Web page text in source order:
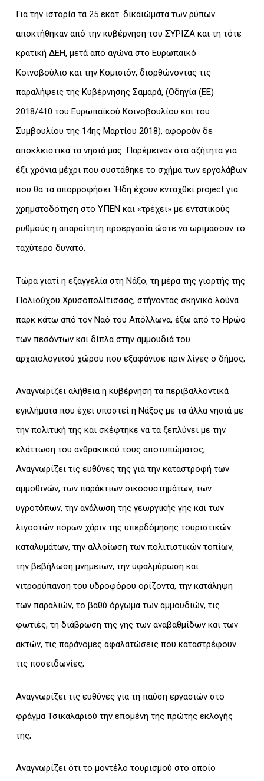
Για την ιστορία τα 25 εκατ. δικαιώματα των ρύπων
αποκτήθηκαν από την κυβέρνηση του ΣΥΡΙΖΑ και τη τότε
κρατική ΔΕΗ, μετά από αγώνα στο Ευρωπαϊκό
Κοινοβούλιο και την Κομισιόν, διορθώνοντας τις
παραλήψεις της Κυβέρνησης Σαμαρά, (Οδηγία (ΕΕ)
2018/410 του Ευρωπαϊκού Κοινοβουλίου και του
Συμβουλίου της 14ης Μαρτίου 2018), αφορούν δε
αποκλειστικά τα νησιά μας. Παρέμειναν στα αζήτητα για
έξι χρόνια μέχρι που συστάθηκε το σχήμα των εργολάβων
που θα τα απορροφήσει. Ήδη έχουν ενταχθεί project για
χρηματοδότηση στο ΥΠΕΝ και «τρέχει» με εντατικούς
ρυθμούς η απαραίτητη προεργασία ώστε να ωριμάσουν το
ταχύτερο δυνατό.
Τώρα γιατί η εξαγγελία στη Νάξο, τη μέρα της γιορτής της
Πολιούχου Χρυσοπολίτισσας, στήνοντας σκηνικό λούνα
παρκ κάτω από τον Ναό του Απόλλωνα, έξω από το Ηρώο
των πεσόντων και δίπλα στην αμμουδιά του
αρχαιολογικού χώρου που εξαφάνισε πριν λίγες ο δήμος;
Αναγνωρίζει αλήθεια η κυβέρνηση τα περιβαλλοντικά
εγκλήματα που έχει υποστεί η Νάξος με τα άλλα νησιά με
την πολιτική της και σκέφτηκε να τα ξεπλύνει με την
ελάττωση του ανθρακικού τους αποτυπώματος;
Αναγνωρίζει τις ευθύνες της για την καταστροφή των
αμμοθινών, των παράκτιων οικοσυστημάτων, των
υγροτόπων, την ανάλωση της γεωργικής γης και των
λιγοστών πόρων χάριν της υπερδόμησης τουριστικών
καταλυμάτων, την αλλοίωση των πολιτιστικών τοπίων,
την βεβήλωση μνημείων, την υφαλμύρωση και
νιτρορύπανση του υδροφόρου ορίζοντα, την κατάληψη
των παραλιών, το βαθύ όργωμα των αμμουδιών, τις
φωτιές, τη διάβρωση της γης των αναβαθμίδων και των
ακτών, τις παράνομες αφαλατώσεις που καταστρέφουν
τις ποσειδωνίες;
Αναγνωρίζει τις ευθύνες για τη παύση εργασιών στο
φράγμα Τσικαλαριού την επομένη της πρώτης εκλογής
της;
Αναγνωρίζει ότι το μοντέλο τουρισμού στο οποίο